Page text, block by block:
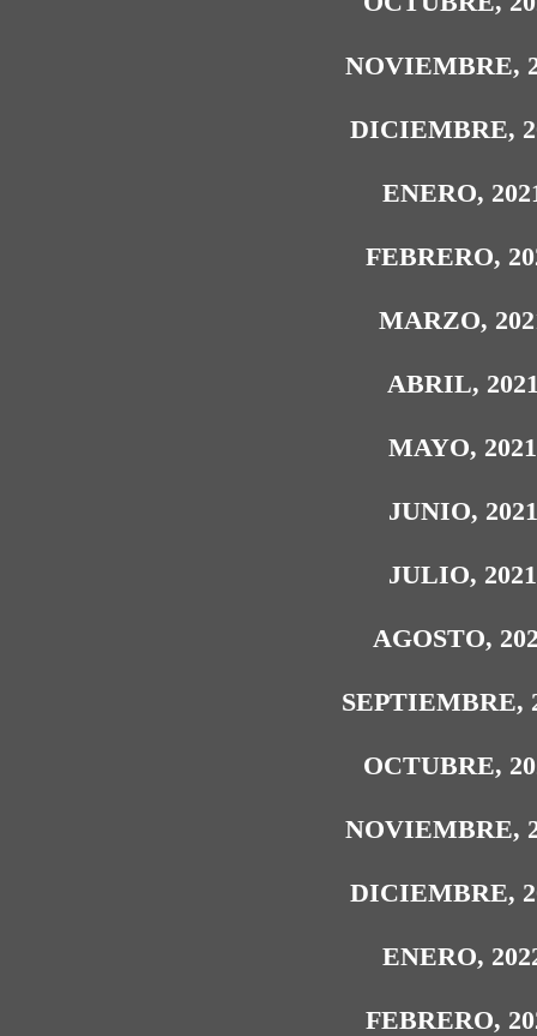
NOVIEMBRE,
DICIEMBRE,
ENERO,
FEBRERO,
MARZO,
ABRIL,
MAYO, 2021
JUNIO, 2021
JULIO, 2021
AGOSTO,
SEPTIEMBRE,
OCTUBRE,
NOVIEMBRE,
DICIEMBRE,
ENERO,
FEBRERO,